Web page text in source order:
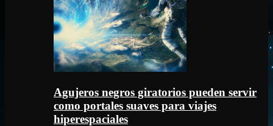
Agujeros negros giratorios pueden servir
como portales suaves para viajes
hiperespaciales